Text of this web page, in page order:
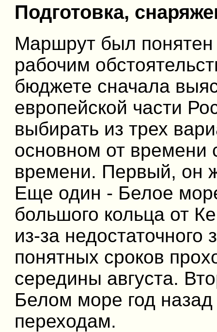
Подготовка,
Маршрут был
рабочим
бюджете сначала
европейской части
выбирать из трех
основном от времени
времени. Первый, он
Еще один - Белое
большого кольца от
из-за недостаточного
понятных сроков
середины августа.
Белом море год назад
переходам.